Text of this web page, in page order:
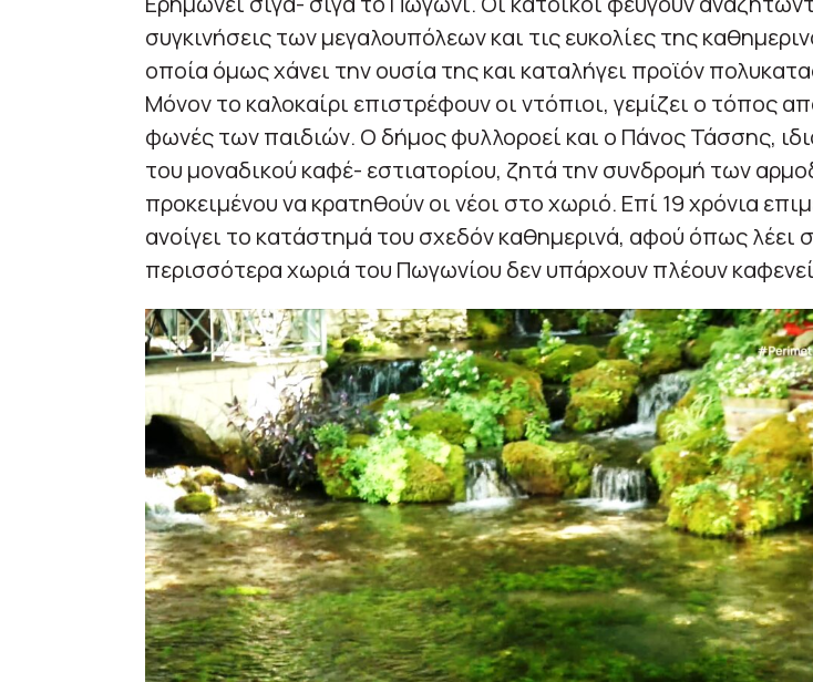
συγκινήσεις των μεγαλουπόλεων και τις ευκολίες της
οποία όμως χάνει την ουσία της και καταλήγει προϊόν
Μόνον το καλοκαίρι επιστρέφουν οι ντόπιοι, γεμίζει ο τόπος
φωνές των παιδιών. Ο δήμος φυλλοροεί και ο Πάνος Τάσσης,
του μοναδικού καφέ- εστιατορίου, ζητά την συνδρομή των
προκειμένου να κρατηθούν οι νέοι στο χωριό. Επί 19 χρόνια
ανοίγει το κατάστημά του σχεδόν καθημερινά, αφού όπως λέει
περισσότερα χωριά του Πωγωνίου δεν υπάρχουν πλέουν